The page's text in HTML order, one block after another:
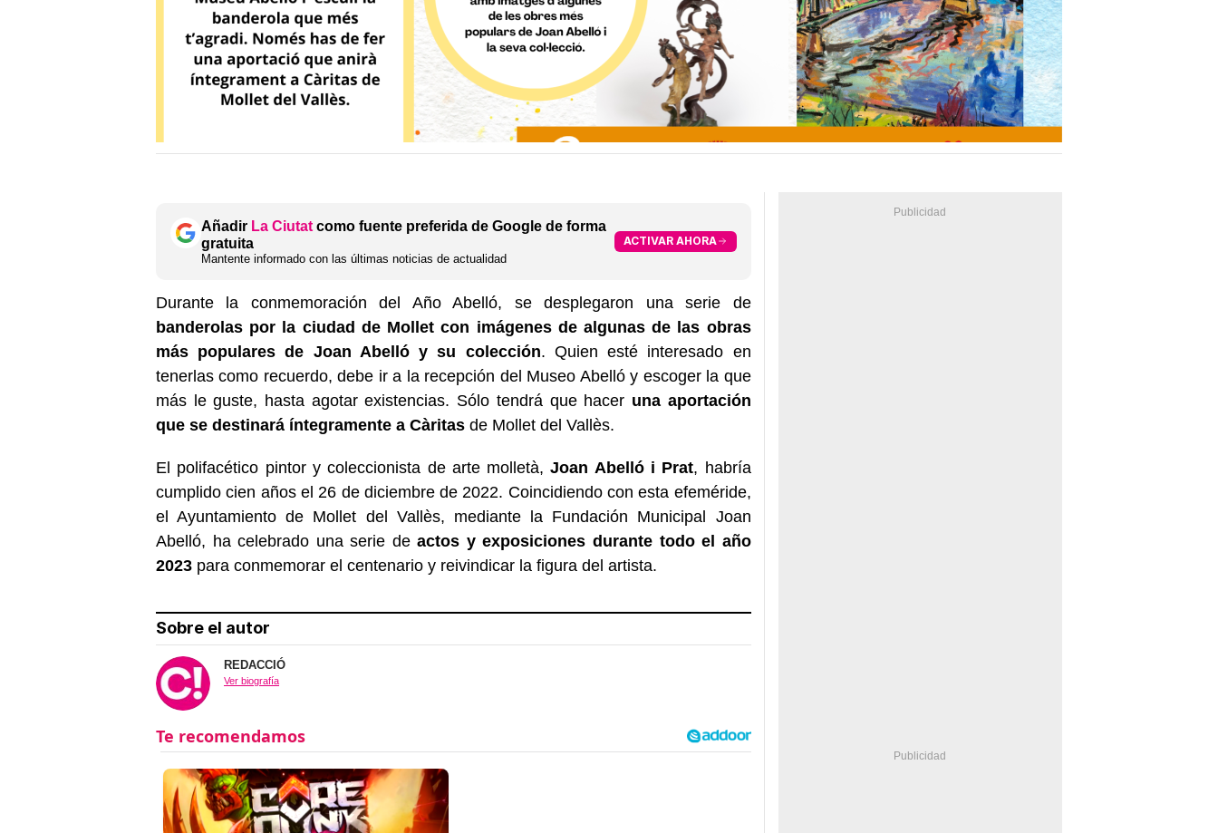
Añadir La Ciutat como fuente preferida de Google de forma
gratuita
Mantente informado con las últimas noticias de actualidad
ACTIVAR AHORA
Durante la conmemoración del Año Abelló, se desplegaron una serie de
banderolas por la ciudad de Mollet con imágenes de algunas de las obras
más populares de Joan Abelló y su colección. Quien esté interesado en
tenerlas como recuerdo, debe ir a la recepción del Museo Abelló y escoger la que
más le guste, hasta agotar existencias. Sólo tendrá que hacer una aportación
que se destinará íntegramente a Càritas de Mollet del Vallès.
El polifacético pintor y coleccionista de arte molletà, Joan Abelló i Prat, habría
cumplido cien años el 26 de diciembre de 2022. Coincidiendo con esta efeméride,
el Ayuntamiento de Mollet del Vallès, mediante la Fundación Municipal Joan
Abelló, ha celebrado una serie deactos y exposiciones durante todo el año
2023 para conmemorar el centenario y reivindicar la figura del artista.
Sobre el autor
REDACCIÓ
Ver biografía